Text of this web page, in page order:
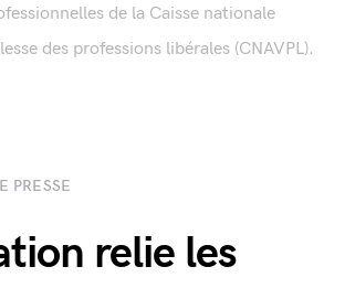
de la Caisse nationale
des professions libérales (CNAVPL).
PRESSE
relie les